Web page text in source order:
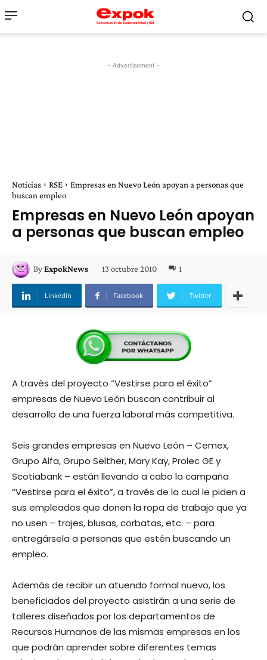
- Advertisement -
Noticias RSE
Empresas en Nuevo León apoyan a personas que
buscan empleo
Empresas en Nuevo León apoyan
a personas que buscan empleo
ByExpokNews 13 octubre 2010 1
Linkedin Facebook Twitter
A través del proyecto “Vestirse para el éxito”
empresas de Nuevo León buscan contribuir al
desarrollo de una fuerza laboral más competitiva.
Seis grandes empresas en Nuevo León – Cemex,
Grupo Alfa, Grupo Selther, Mary Kay, Prolec GE y
Scotiabank – están llevando a cabo la campaña
“Vestirse para el éxito”, a través de la cual le piden a
sus empleados que donen la ropa de trabajo que ya
no usen – trajes, blusas, corbatas, etc. – para
entregársela a personas que estén buscando un
empleo.
Además de recibir un atuendo formal nuevo, los
beneficiados del proyecto asistirán a una serie de
talleres diseñados por los departamentos de
Recursos Humanos de las mismas empresas en los
que podrán aprender sobre diferentes temas